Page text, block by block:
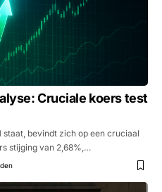
Cruciale koers test
staat, bevindt zich op een cruciaal
stijging van 2,68%,…